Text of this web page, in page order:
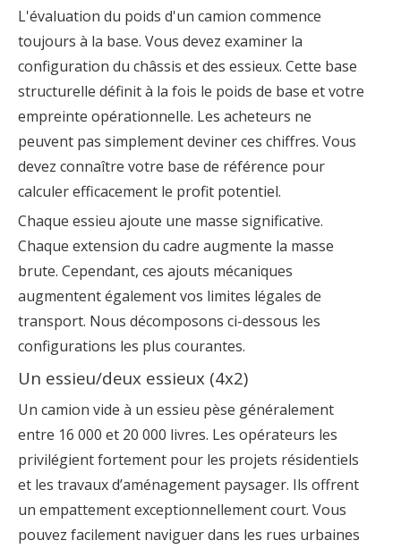
L'évaluation du poids d'un camion commence
toujours à la base. Vous devez examiner la
configuration du châssis et des essieux. Cette base
structurelle définit à la fois le poids de base et votre
empreinte opérationnelle. Les acheteurs ne
peuvent pas simplement deviner ces chiffres. Vous
devez connaître votre base de référence pour
calculer efficacement le profit potentiel.
Chaque essieu ajoute une masse significative.
Chaque extension du cadre augmente la masse
brute. Cependant, ces ajouts mécaniques
augmentent également vos limites légales de
transport. Nous décomposons ci-dessous les
configurations les plus courantes.
Un essieu/deux essieux (4x2)
Un camion vide à un essieu pèse généralement
entre 16 000 et 20 000 livres. Les opérateurs les
privilégient fortement pour les projets résidentiels
et les travaux d’aménagement paysager. Ils offrent
un empattement exceptionnellement court. Vous
pouvez facilement naviguer dans les rues urbaines